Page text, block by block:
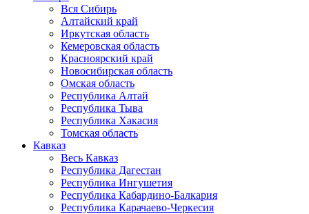
Вся Сибирь
Алтайский край
Иркутская область
Кемеровская область
Красноярский край
Новосибирская область
Омская область
Республика Алтай
Республика Тыва
Республика Хакасия
Томская область
Кавказ
Весь Кавказ
Республика Дагестан
Республика Ингушетия
Республика Кабардино-Балкария
Республика Карачаево-Черкесия